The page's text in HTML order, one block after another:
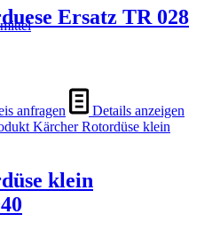
Ersatz TR 028
anfragen Details anzeigen
klein